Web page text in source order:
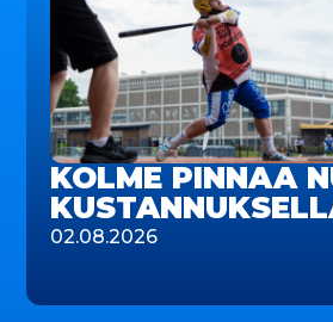
KOLME PINNAA
02.08.2026